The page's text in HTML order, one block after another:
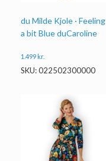
du Milde Kjole · Feeling
a bit Blue duCaroline
1.499 kr.
SKU: 022502300000